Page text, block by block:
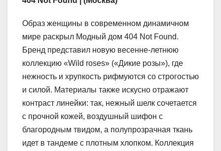
Образ женщины в современном динамичном
мире раскрыл Модный дом 404 Not Found.
Бренд представил новую весенне-летнюю
коллекцию «Wild roses» («Дикие розы»), где
нежность и хрупкость рифмуются со строгостью
и силой. Материалы также искусно отражают
контраст линейки: так, нежный шелк сочетается
с прочной кожей, воздушный шифон с
благородным твидом, а полупрозрачная ткань
идет в тандеме с плотным хлопком. Коллекция